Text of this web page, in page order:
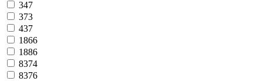
347
373
437
1866
1886
8374
8376